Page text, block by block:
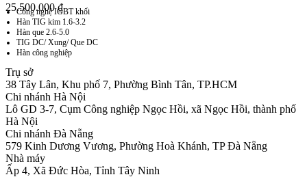
25.500.000₫
Công nghệ IGBT khối
Hàn TIG kim 1.6-3.2
Hàn que 2.6-5.0
TIG DC/ Xung/ Que DC
Hàn công nghiệp
Trụ sở
38 Tây Lân, Khu phố 7, Phường Bình Tân, TP.HCM
Chi nhánh Hà Nội
Lô GD 3-7, Cụm Công nghiệp Ngọc Hồi, xã Ngọc Hồi, thành phố
Hà Nội
Chi nhánh Đà Nẵng
579 Kinh Dương Vương, Phường Hoà Khánh, TP Đà Nẵng
Nhà máy
Ấp 4, Xã Đức Hòa, Tỉnh Tây Ninh